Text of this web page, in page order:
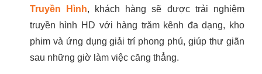
Truyền Hình, khách hàng sẽ được trải nghiệm
truyền hình HD với hàng trăm kênh đa dạng, kho
phim và ứng dụng giải trí phong phú, giúp thư giãn
sau những giờ làm việc căng thẳng.